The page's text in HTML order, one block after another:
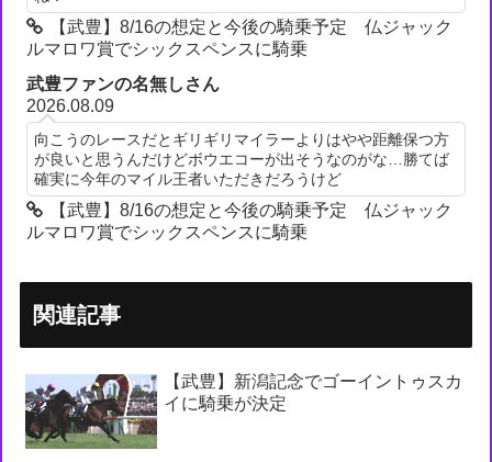
【武豊】8/16の想定と今後の騎乗予定 仏ジャック
ルマロワ賞でシックスペンスに騎乗
武豊ファンの名無しさん
2026.08.09
向こうのレースだとギリギリマイラーよりはやや距離保つ方
が良いと思うんだけどボウエコーが出そうなのがな…勝てば
確実に今年のマイル王者いただきだろうけど
【武豊】8/16の想定と今後の騎乗予定 仏ジャック
ルマロワ賞でシックスペンスに騎乗
関連記事
【武豊】新潟記念でゴーイントゥスカ
イに騎乗が決定